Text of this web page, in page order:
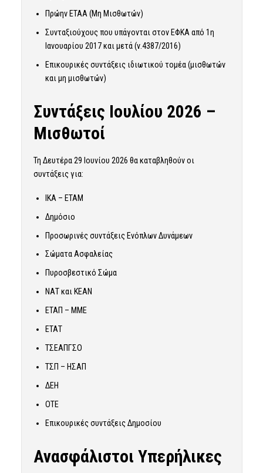
Πρώην ΕΤΑΑ (Μη Μισθωτών)
Συνταξιούχους που υπάγονται στον ΕΦΚΑ από 1η
Ιανουαρίου 2017 και μετά (ν.4387/2016)
Επικουρικές συντάξεις ιδιωτικού τομέα (μισθωτών
και μη μισθωτών)
Συντάξεις Ιουλίου 2026 –
Μισθωτοί
Τη Δευτέρα 29 Ιουνίου 2026 θα καταβληθούν οι
συντάξεις για:
ΙΚΑ – ΕΤΑΜ
Δημόσιο
Προσωρινές συντάξεις Ενόπλων Δυνάμεων
Σώματα Ασφαλείας
Πυροσβεστικό Σώμα
ΝΑΤ και ΚΕΑΝ
ΕΤΑΠ – ΜΜΕ
ΕΤΑΤ
ΤΣΕΑΠΓΣΟ
ΤΣΠ – ΗΣΑΠ
ΔΕΗ
ΟΤΕ
Επικουρικές συντάξεις Δημοσίου
Ανασφάλιστοι Υπερήλικες